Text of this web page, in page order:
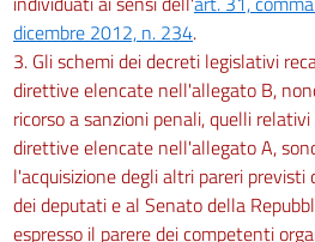
dicembre 2012, n. 234.
3. Gli schemi dei decreti legislativi
direttive elencate nell'allegato B,
ricorso a sanzioni penali, quelli
direttive elencate nell'allegato A,
l'acquisizione degli altri pareri previsti
dei deputati e al Senato della
espresso il parere dei competenti